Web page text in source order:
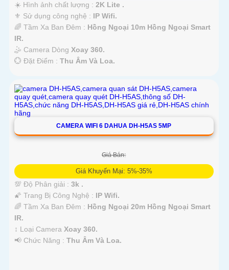
☀️ Hình ảnh chất lượng : 2K Lite .
⚜️ Sử dụng công nghệ : IP Wifi.
🌈 Tầm Xa Ban Đêm : Hồng Ngoại 10m Hồng Ngoại Smart
IR.
🤹 Camera Dòng Xoay 360.
️💮 Đặt Điểm : Thu Âm Và Loa.
CAMERA WIFI 6 DAHUA DH-H5AS 5MP
Giá Bán:
Giá Khuyến Mại: 5%-35%
💯 Độ Phân giải : 3k .
🌠 Trang Bị Công Nghệ : IP Wifi.
🌈 Tầm Xa Ban Đêm : Hồng Ngoại 20m Hồng Ngoại Smart
IR.
↕️ Loại Camera Xoay 360.
️📢 Chức Năng : Thu Âm Và Loa.